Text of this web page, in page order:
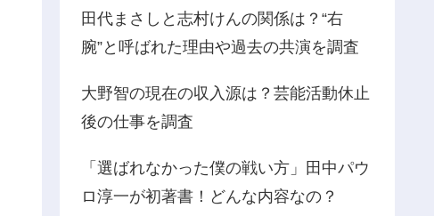
田代まさしと志村けんの関係は？“右
腕”と呼ばれた理由や過去の共演を調査
大野智の現在の収入源は？芸能活動休止
後の仕事を調査
「選ばれなかった僕の戦い方」田中パウ
ロ淳一が初著書！どんな内容なの？